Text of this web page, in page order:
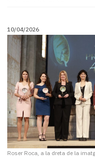
10/04/2026
Roser Roca, a la dreta de la